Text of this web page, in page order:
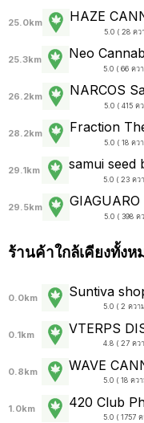
25.0km HAZE
5.0 ( 28 คว
25.3km Neo
5.0 ( 66 คว
26.2km NARCOS
5.0 ( 415 ค
28.2km Fraction
5.0 ( 18 คว
29.1km samui seed
5.0 ( 23 คว
29.5km
5.0 ( 398 ค
ร้านค้าใกล้เคียงทั้งห
0.0km Suntiva
5.0 ( 2 ควา
0.1km VTERPS
4.8 ( 27 คว
0.8km WAVE
5.0 ( 18 คว
1.0km 420 Club
5.0 ( 1757